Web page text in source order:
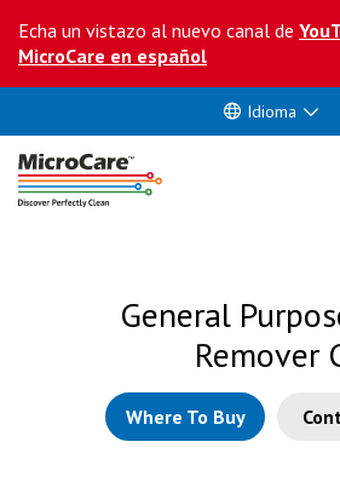
Echa un vistazo al nuevo canal de
MicroCare en español
Idioma
General
Remover
Where To Buy